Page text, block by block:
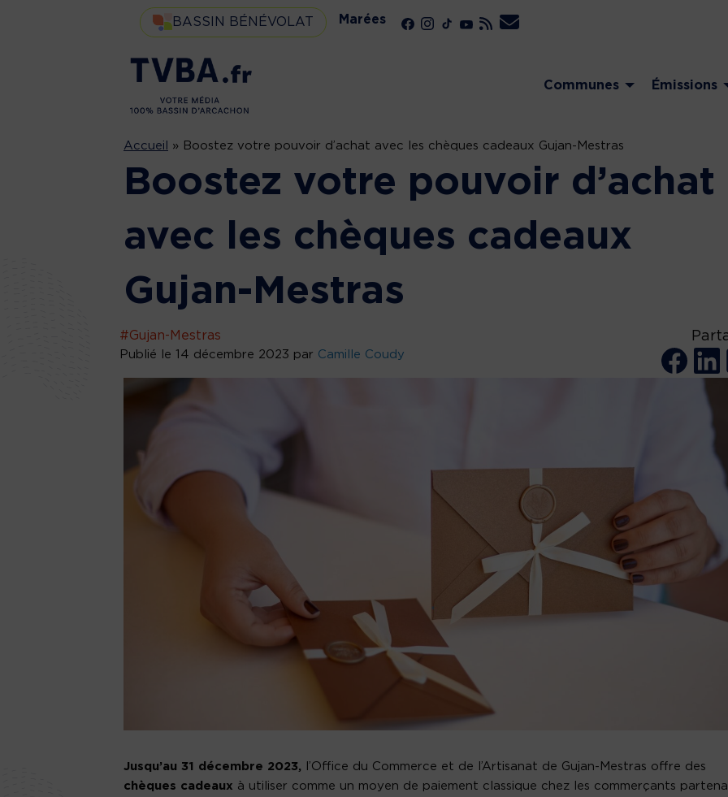
BASSIN BÉNÉVOLAT Marées
Communes Émissions
Accueil » Boostez votre pouvoir d’achat avec les chèques cadeaux Gujan-Mestras
Boostez votre pouvoir d’achat
avec les chèques cadeaux
Gujan-Mestras
#Gujan-Mestras
Publié le 14 décembre 2023 par Camille Coudy
Jusqu’au 31 décembre 2023, l’Office du Commerce et de l’Artisanat de Gujan-Mestras offre des
chèques cadeaux à utiliser comme un moyen de paiement classique chez les commerçants